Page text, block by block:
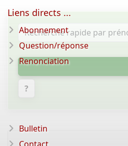
?
Liens directs ...
Abonnement
Question/réponse
Renonciation
Bulletin